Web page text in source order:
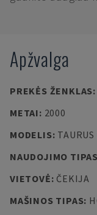
Apžvalga
PREKĖS ŽENKLAS:
METAI: 2000
MODELIS: TAURUS
NAUDOJIMO TIPAS
VIETOVĖ: ČEKIJA
MAŠINOS TIPAS: